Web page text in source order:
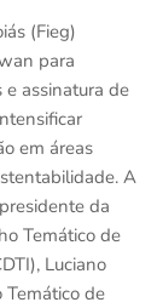
(Fieg)
para
assinatura de
em áreas
A
da
Temático de
Luciano
Temático de